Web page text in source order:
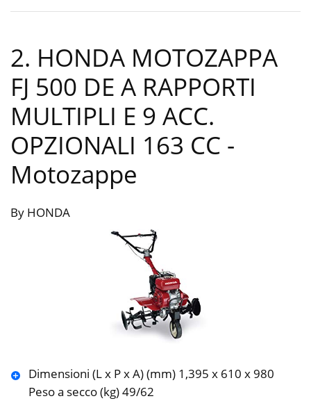
2. HONDA MOTOZAPPA
FJ 500 DE A RAPPORTI
MULTIPLI E 9 ACC.
OPZIONALI 163 CC -
Motozappe
By HONDA
Dimensioni (L x P x A) (mm) 1,395 x 610 x 980
Peso a secco (kg) 49/62